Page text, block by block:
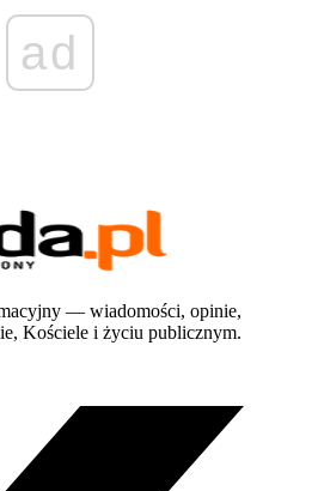
ad
— wiadomości, opinie,
Kościele i życiu publicznym.